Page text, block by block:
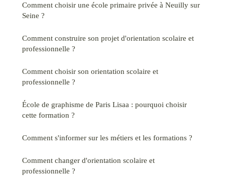
Comment choisir une école primaire privée à Neuilly sur
Seine ?
Comment construire son projet d'orientation scolaire et
professionnelle ?
Comment choisir son orientation scolaire et
professionnelle ?
École de graphisme de Paris Lisaa : pourquoi choisir
cette formation ?
Comment s'informer sur les métiers et les formations ?
Comment changer d'orientation scolaire et
professionnelle ?